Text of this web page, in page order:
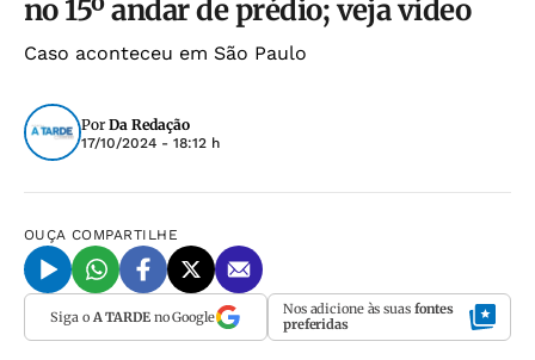
no 15º andar de prédio; veja vídeo
Caso aconteceu em São Paulo
Por Da Redação
17/10/2024 - 18:12 h
OUÇA COMPARTILHE
Siga o A TARDEno Google Nos adicione às suas fontes
preferidas